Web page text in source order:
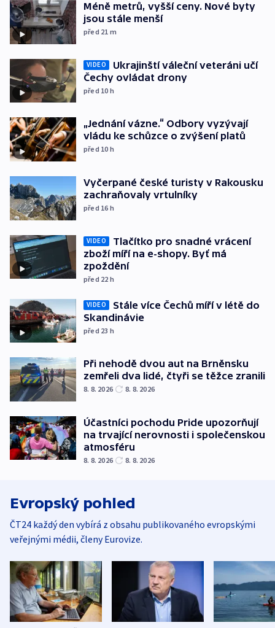
Méně metrů, vyšší ceny. Nové byty
jsou stále menší
před 21 m
VIDEO
Ukrajinští váleční veteráni učí
Čechy ovládat drony
před 10 h
„Jednání vázne.“ Odbory vyzývají
vládu ke schůzce o zvýšení platů
před 10 h
Vyčerpané české turisty v Rakousku
zachraňovaly vrtulníky
před 16 h
VIDEO
Tlačítko pro snadné vrácení
zboží míří na e-shopy. Byť má
zpoždění
před 22 h
VIDEO
Stále více Čechů míří v létě do
Skandinávie
před 23 h
Při nehodě dvou aut na Brněnsku
zemřeli dva lidé, čtyři se těžce zranili
8. 8. 2026 8. 8. 2026
Účastníci pochodu Pride upozorňují
na trvající nerovnosti i společenskou
atmosféru
8. 8. 2026 8. 8. 2026
Evropský pohled
ČT24 každý den vybírá z obsahu publikovaného evropskými
veřejnými médii, členy Eurovize.